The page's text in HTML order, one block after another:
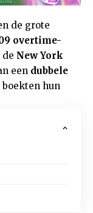
de grote
overtime-
de New York
een dubbele
boekten hun